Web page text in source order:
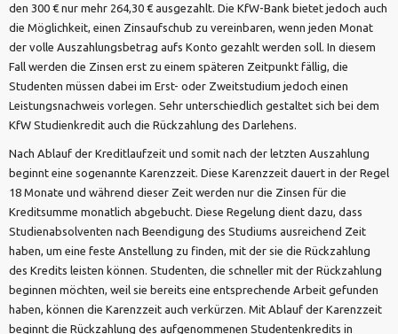
den 300 € nur mehr 264,30 € ausgezahlt. Die KfW-Bank bietet jedoch auch
die Möglichkeit, einen Zinsaufschub zu vereinbaren, wenn jeden Monat
der volle Auszahlungsbetrag aufs Konto gezahlt werden soll. In diesem
Fall werden die Zinsen erst zu einem späteren Zeitpunkt fällig, die
Studenten müssen dabei im Erst- oder Zweitstudium jedoch einen
Leistungsnachweis vorlegen. Sehr unterschiedlich gestaltet sich bei dem
KfW Studienkredit auch die Rückzahlung des Darlehens.
Nach Ablauf der Kreditlaufzeit und somit nach der letzten Auszahlung
beginnt eine sogenannte Karenzzeit. Diese Karenzzeit dauert in der Regel
18 Monate und während dieser Zeit werden nur die Zinsen für die
Kreditsumme monatlich abgebucht. Diese Regelung dient dazu, dass
Studienabsolventen nach Beendigung des Studiums ausreichend Zeit
haben, um eine feste Anstellung zu finden, mit der sie die Rückzahlung
des Kredits leisten können. Studenten, die schneller mit der Rückzahlung
beginnen möchten, weil sie bereits eine entsprechende Arbeit gefunden
haben, können die Karenzzeit auch verkürzen. Mit Ablauf der Karenzzeit
beginnt die Rückzahlung des aufgenommenen Studentenkredits in